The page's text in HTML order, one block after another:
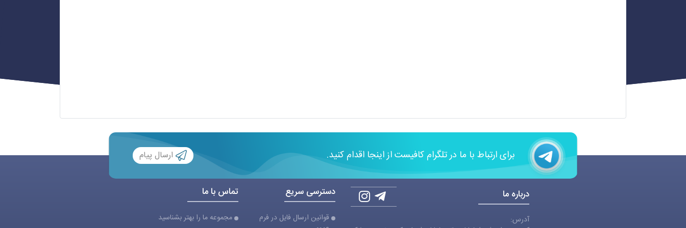
برای ارتباط با ما در تلگرام کافیست از اینجا اقدام کنید. ارسال پیام
درباره ما
آدرس:
دسترسی سریع
قوانین ارسال فایل در فرم
تماس با ما
مجموعه ما را بهتر بشناسید